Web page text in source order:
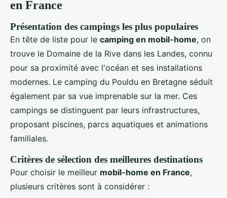
en France
Présentation des campings les plus populaires
En tête de liste pour le camping en mobil-home, on
trouve le Domaine de la Rive dans les Landes, connu
pour sa proximité avec l'océan et ses installations
modernes. Le camping du Pouldu en Bretagne séduit
également par sa vue imprenable sur la mer. Ces
campings se distinguent par leurs infrastructures,
proposant piscines, parcs aquatiques et animations
familiales.
Critères de sélection des meilleures destinations
Pour choisir le meilleur mobil-home en France,
plusieurs critères sont à considérer :